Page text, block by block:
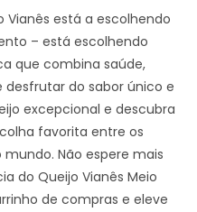
Vianês está a escolhendo
– está escolhendo
que combina saúde,
desfrutar do sabor único e
excepcional e descubra
favorita entre os
Não espere mais
do Queijo Vianês Meio
de compras e eleve